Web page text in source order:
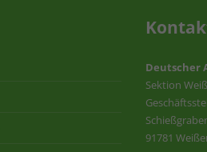
Deutscher
Sektion
91781